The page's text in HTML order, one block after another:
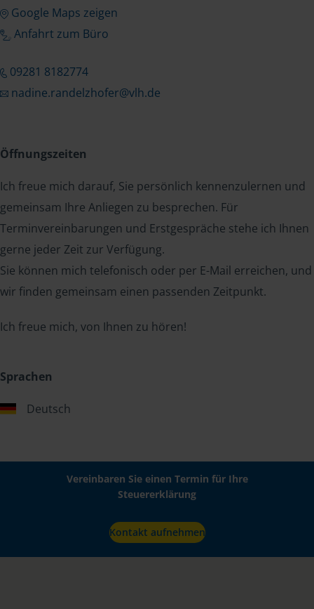
Google Maps zeigen
Anfahrt zum Büro
09281 8182774
nadine.randelzhofer@vlh.de
Öffnungszeiten
Ich freue mich darauf, Sie persönlich kennenzulernen und
gemeinsam Ihre Anliegen zu besprechen. Für
Terminvereinbarungen und Erstgespräche stehe ich Ihnen
gerne jeder Zeit zur Verfügung.
Sie können mich telefonisch oder per E-Mail erreichen, und
wir finden gemeinsam einen passenden Zeitpunkt.
Ich freue mich, von Ihnen zu hören!
Sprachen
Deutsch
Vereinbaren Sie einen Termin für Ihre
Steuererklärung
Kontakt aufnehmen